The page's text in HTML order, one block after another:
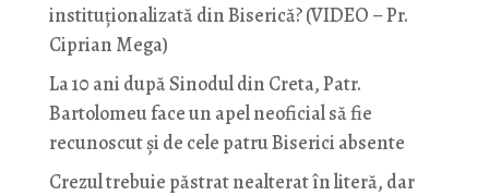
instituționalizată din Biserică? (VIDEO – Pr.
Ciprian Mega)
La 10 ani după Sinodul din Creta, Patr.
Bartolomeu face un apel neoficial să fie
recunoscut și de cele patru Biserici absente
Crezul trebuie păstrat nealterat în literă, dar